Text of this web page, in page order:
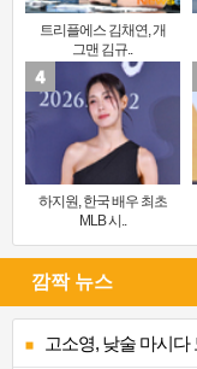
트리플에스 김채연, 개
그맨 김규..
하지원, 한국 배우 최초
MLB 시..
깜짝 뉴스
고소영, 낮술 마시다